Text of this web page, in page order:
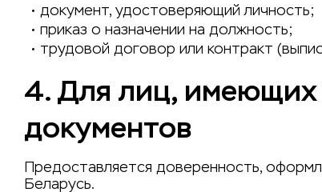
документ, удостоверяющий личность;
приказ о назначении на должность;
трудовой договор или контракт
4. Для лиц, имеющих
документов
Предоставляется доверенность,
Беларусь.